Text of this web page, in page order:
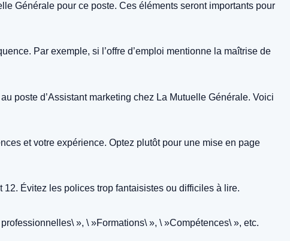
Générale pour ce poste. Ces éléments seront importants pour
Par exemple, si l’offre d’emploi mentionne la maîtrise de
poste d’Assistant marketing chez La Mutuelle Générale. Voici
et votre expérience. Optez plutôt pour une mise en page
Évitez les polices trop fantaisistes ou difficiles à lire.
», \ »Formations\ », \ »Compétences\ », etc.